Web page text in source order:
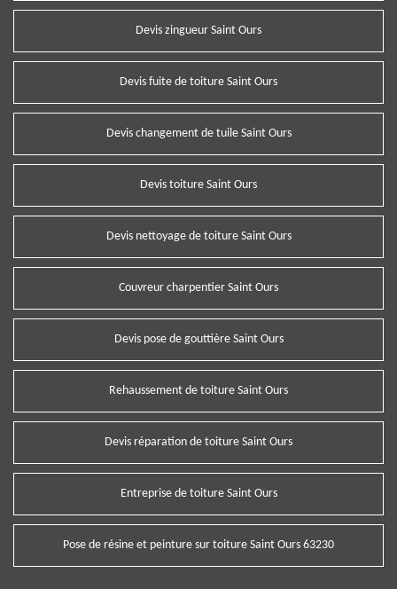
Devis zingueur Saint Ours
Devis fuite de toiture Saint Ours
Devis changement de tuile Saint Ours
Devis toiture Saint Ours
Devis nettoyage de toiture Saint Ours
Couvreur charpentier Saint Ours
Devis pose de gouttière Saint Ours
Rehaussement de toiture Saint Ours
Devis réparation de toiture Saint Ours
Entreprise de toiture Saint Ours
Pose de résine et peinture sur toiture Saint Ours 63230